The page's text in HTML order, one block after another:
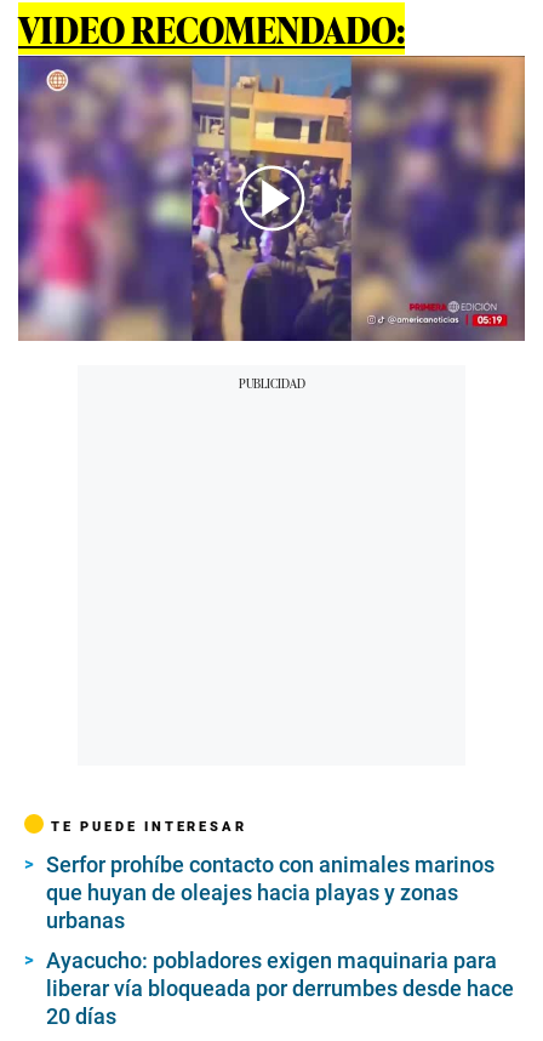
VIDEO RECOMENDADO:
00:00/02:09
TE PUEDE INTERESAR
Serfor prohíbe contacto con animales marinos
que huyan de oleajes hacia playas y zonas
urbanas
Ayacucho: pobladores exigen maquinaria para
liberar vía bloqueada por derrumbes desde hace
20 días